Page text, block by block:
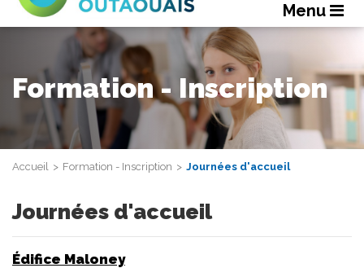
Menu
Formation - Inscription
Accueil Formation - Inscription Journées d'accueil
Journées d'accueil
Édifice Maloney